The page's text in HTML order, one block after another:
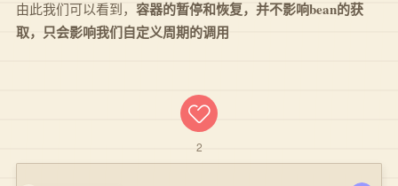
由此我们可以看到， 容器的暂停和恢复，并不影响bean的获
取，只会影响我们自定义周期的调用
2